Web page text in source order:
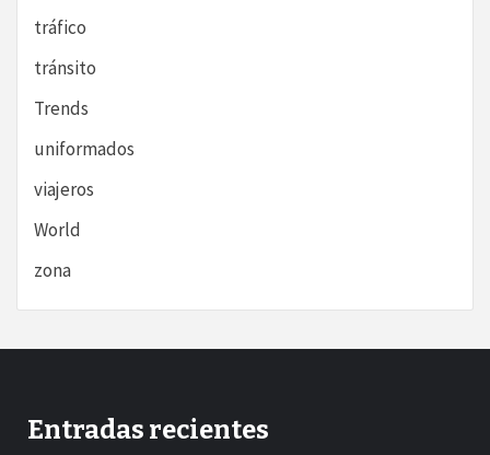
tráfico
tránsito
Trends
uniformados
viajeros
World
zona
Entradas recientes